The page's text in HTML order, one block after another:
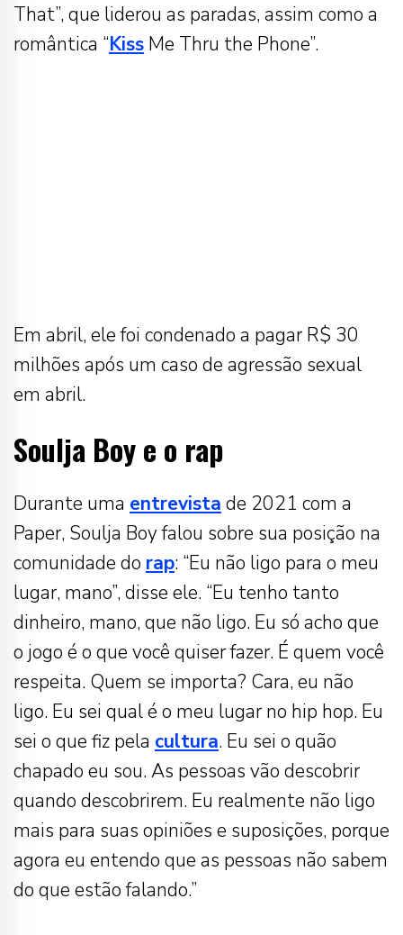
That”, que liderou as paradas, assim como a
romântica “Kiss Me Thru the Phone”.
Em abril, ele foi condenado a pagar R$ 30
milhões após um caso de agressão sexual
em abril.
Soulja Boy e o rap
Durante uma entrevista de 2021 com a
Paper, Soulja Boy falou sobre sua posição na
comunidade do rap: “Eu não ligo para o meu
lugar, mano”, disse ele. “Eu tenho tanto
dinheiro, mano, que não ligo. Eu só acho que
o jogo é o que você quiser fazer. É quem você
respeita. Quem se importa? Cara, eu não
ligo. Eu sei qual é o meu lugar no hip hop. Eu
sei o que fiz pela cultura. Eu sei o quão
chapado eu sou. As pessoas vão descobrir
quando descobrirem. Eu realmente não ligo
mais para suas opiniões e suposições, porque
agora eu entendo que as pessoas não sabem
do que estão falando.”